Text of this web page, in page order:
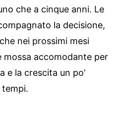
che a cinque anni. Le
la decisione,
nei prossimi mesi
mossa accomodante per
e la crescita un po’